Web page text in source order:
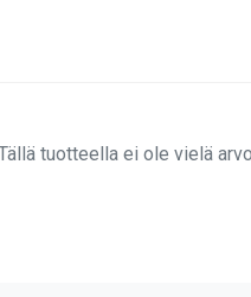
tuotteella ei ole vielä